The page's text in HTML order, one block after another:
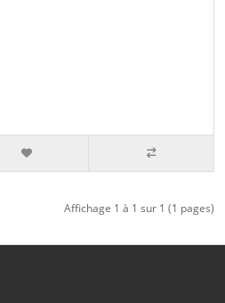
Affichage 1 à 1 sur 1 (1 pages)